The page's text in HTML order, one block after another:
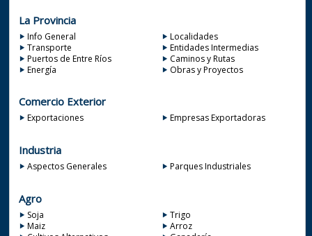
La Provincia
Info General
Localidades
Transporte
Entidades Intermedias
Puertos de Entre Ríos
Caminos y Rutas
Energía
Obras y Proyectos
Comercio Exterior
Exportaciones Empresas Exportadoras
Industria
Aspectos Generales Parques Industriales
Agro
Soja
Trigo
Maiz
Arroz